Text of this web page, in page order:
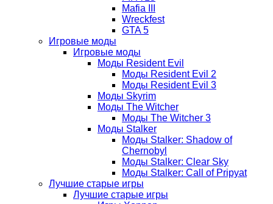
Mafia III
Wreckfest
GTA 5
Игровые моды
Игровые моды
Моды Resident Evil
Моды Resident Evil 2
Моды Resident Evil 3
Моды Skyrim
Моды The Witcher
Моды The Witcher 3
Моды Stalker
Моды Stalker: Shadow of
Chernobyl
Моды Stalker: Clear Sky
Моды Stalker: Call of Pripyat
Лучшие старые игры
Лучшие старые игры